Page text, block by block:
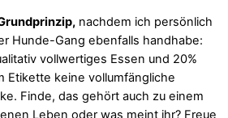
nachdem ich persönlich
Hunde-Gang ebenfalls handhabe:
vollwertiges Essen und 20%
Etikette keine vollumfängliche
Finde, das gehört auch zu einem
Leben oder was meint ihr? Freue